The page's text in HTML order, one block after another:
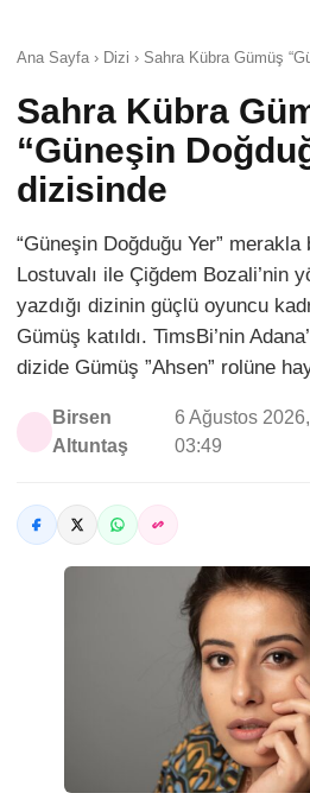
Ana Sayfa › Dizi › Sahra Kübra Gümüş
Sahra Kübra
“Güneşin
dizisinde
“Güneşin Doğduğu Yer” merakla
Lostuvalı ile Çiğdem Bozali’nin
yazdığı dizinin güçlü oyuncu
Gümüş katıldı. TimsBi’nin
dizide Gümüş ”Ahsen” rolüne
Birsen
Altuntaş
6 Ağustos
03:49